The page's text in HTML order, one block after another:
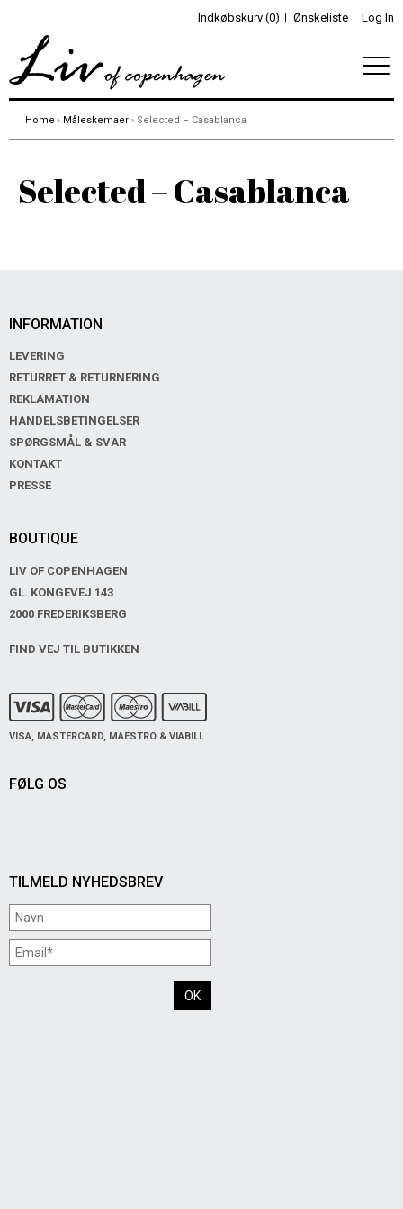
Indkøbskurv (0) Ønskeliste Log In
Home › Måleskemaer › Selected – Casablanca
Selected – Casablanca
INFORMATION
LEVERING
RETURRET & RETURNERING
REKLAMATION
HANDELSBETINGELSER
SPØRGSMÅL & SVAR
KONTAKT
PRESSE
BOUTIQUE
LIV OF COPENHAGEN
GL. KONGEVEJ 143
2000 FREDERIKSBERG
FIND VEJ TIL BUTIKKEN
TILMELD NYHEDSBREV
FØLG OS
VISA, MASTERCARD, MAESTRO & VIABILL